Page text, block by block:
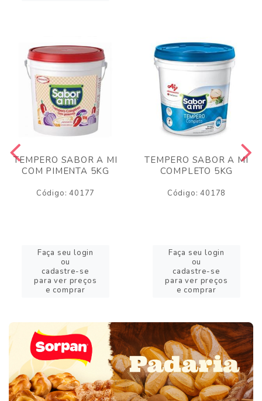
TEMPERO SABOR A MI
COM PIMENTA 5KG
Código: 40177
Faça seu login
ou
cadastre-se
para ver preços
e comprar
TEMPERO SABOR A MI
COMPLETO 5KG
Código: 40178
Faça seu login
ou
cadastre-se
para ver preços
e comprar